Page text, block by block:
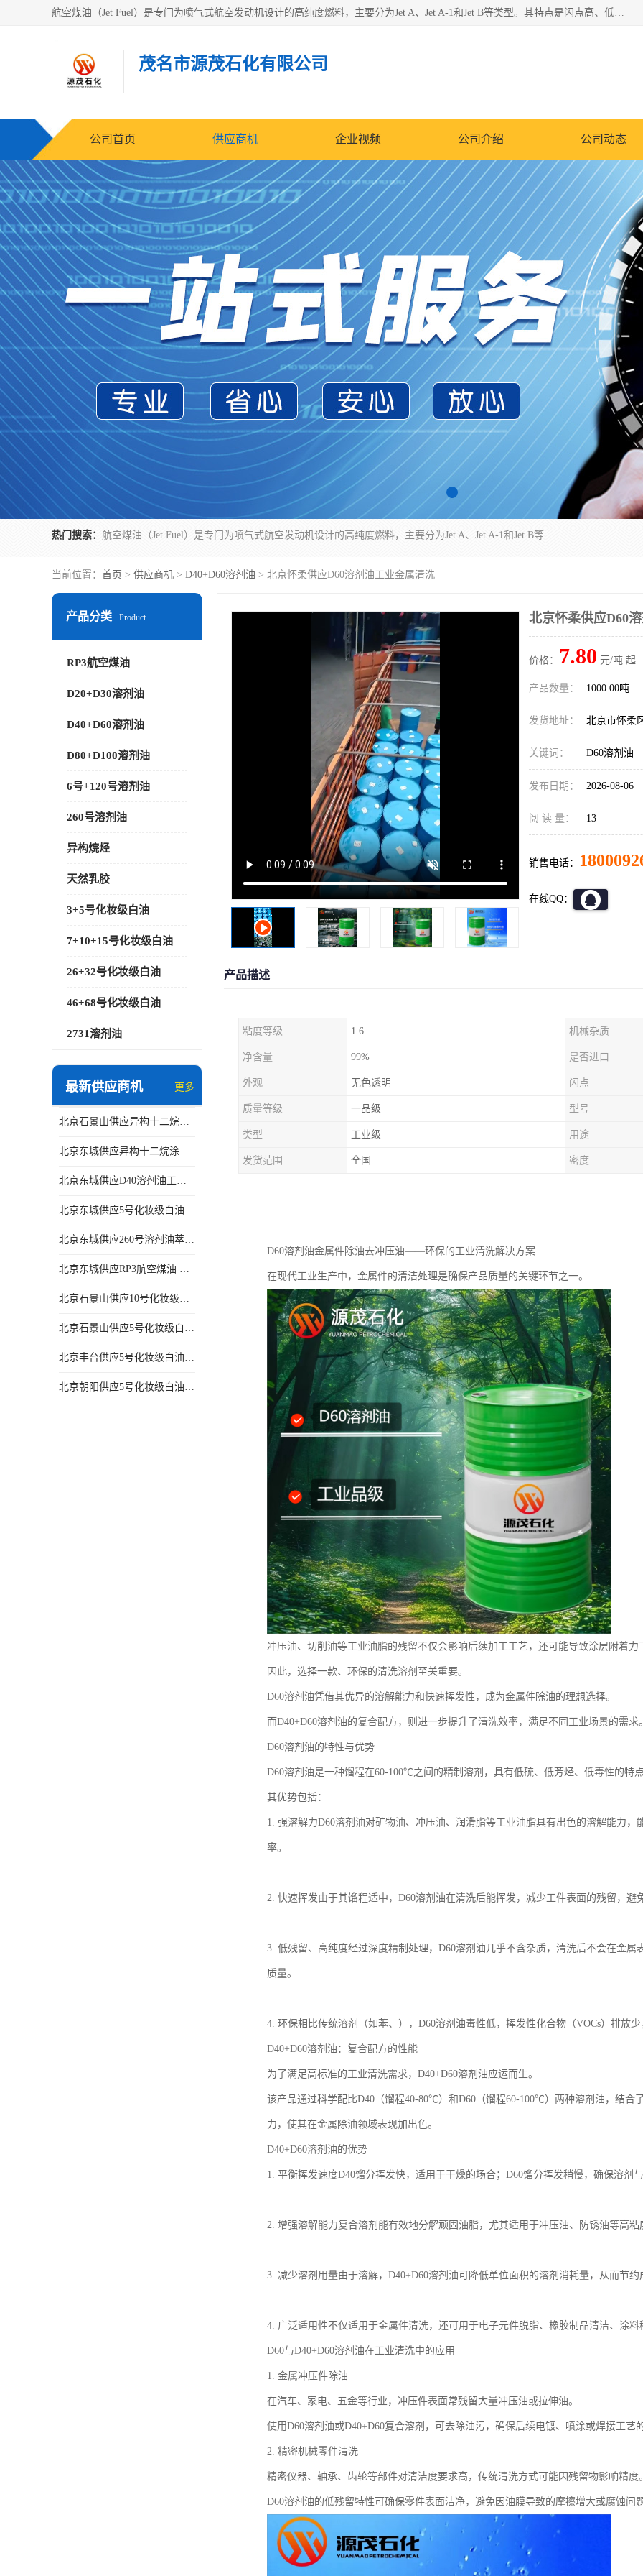
航空煤油（Jet Fuel）是专门为喷气式航空发动机设计的高纯度燃料，主要分为Jet A、Jet A-1和Jet B等类型。其特点是闪点高、低温流动性好，并添加了抗静电剂和抗氧化剂以确保飞行安全。航空煤油需
茂名市源茂石化有限公司
公司首页 供应商机 企业视频 公司介绍 公司动态
热门搜索： 航空煤油（Jet Fuel）是专门为喷气式航空发动机设计的高纯度燃料，主要分为Jet A、Jet A-1和Jet B等类型。其特点是闪点高、低温流动性好，并添加了抗静电剂和抗氧化剂以确保飞行安全。航空煤油需
当前位置： 首页 > 供应商机 > D40+D60溶剂油 > 北京怀柔供应D60溶剂油工业金属清洗
产品分类 Product
RP3航空煤油
D20+D30溶剂油
D40+D60溶剂油
D80+D100溶剂油
6号+120号溶剂油
260号溶剂油
异构烷烃
天然乳胶
3+5号化妆级白油
7+10+15号化妆级白油
26+32号化妆级白油
46+68号化妆级白油
2731溶剂油
最新供应商机 更多
北京石景山供应异构十二烷香精助剂
北京东城供应异构十二烷涂料胶粘油墨稀释剂
北京东城供应D40溶剂油工业金属清洗
北京东城供应5号化妆级白油钻井液润滑剂
北京东城供应260号溶剂油萃取溶剂油金属萃取剂
北京东城供应RP3航空煤油 高含量国标工业级航空煤油燃料油 无色透明
北京石景山供应10号化妆级白油高精密机械润滑油
北京石景山供应5号化妆级白油缝纫机油 设备润滑油
北京丰台供应5号化妆级白油纤维与织物柔软光亮
北京朝阳供应5号化妆级白油纺织时的润滑剂
北京怀柔供应D60
价格： 7.80 元/吨 起
产品数量： 1000.00吨
发货地址： 北京市怀柔
关键词： D60溶剂油
发布日期： 2026-08-06
阅 读 量： 13
销售电话：
在线QQ：
产品描述
粘度等级 1.6 机械杂质
净含量 99% 是否进口
外观 无色透明 闪点
质量等级 一品级 型号
类型 工业级 用途
发货范围 全国 密度
D60溶剂油金属件除油去冲压油——环保的工业清洗解决方案
在现代工业生产中，金属件的清洁处理是确保产品质量的关键环节之一。
冲压油、切削油等工业油脂的残留不仅会影响后续加工工艺，还可能导致涂层附着力
因此，选择一款、环保的清洗溶剂至关重要。
D60溶剂油凭借其优异的溶解能力和快速挥发性，成为金属件除油的理想选择。
而D40+D60溶剂油的复合配方，则进一步提升了清洗效率，满足不同工业场景的需求。
D60溶剂油的特性与优势
D60溶剂油是一种馏程在60-100℃之间的精制溶剂，具有低硫、低芳烃、低毒性的特
其优势包括：
1. 强溶解力D60溶剂油对矿物油、冲压油、润滑脂等工业油脂具有出色的溶解能力
率。
2. 快速挥发由于其馏程适中，D60溶剂油在清洗后能挥发，减少工件表面的残留，避
3. 低残留、高纯度经过深度精制处理，D60溶剂油几乎不含杂质，清洗后不会在金
质量。
4. 环保相比传统溶剂（如苯、），D60溶剂油毒性低，挥发性化合物（VOCs）排放少
D40+D60溶剂油：复合配方的性能
为了满足高标准的工业清洗需求，D40+D60溶剂油应运而生。
该产品通过科学配比D40（馏程40-80℃）和D60（馏程60-100℃）两种溶剂油，结合
力，使其在金属除油领域表现加出色。
D40+D60溶剂油的优势
1. 平衡挥发速度D40馏分挥发快，适用于干燥的场合；D60馏分挥发稍慢，确保溶剂
2. 增强溶解能力复合溶剂能有效地分解顽固油脂，尤其适用于冲压油、防锈油等高粘
3. 减少溶剂用量由于溶解，D40+D60溶剂油可降低单位面积的溶剂消耗量，从而节约
4. 广泛适用性不仅适用于金属件清洗，还可用于电子元件脱脂、橡胶制品清洁、涂料
D60与D40+D60溶剂油在工业清洗中的应用
1. 金属冲压件除油
在汽车、家电、五金等行业，冲压件表面常残留大量冲压油或拉伸油。
使用D60溶剂油或D40+D60复合溶剂，可去除油污，确保后续电镀、喷涂或焊接工艺
2. 精密机械零件清洗
精密仪器、轴承、齿轮等部件对清洁度要求高，传统清洗方式可能因残留物影响精度。
D60溶剂油的低残留特性可确保零件表面洁净，避免因油膜导致的摩擦增大或腐蚀问题